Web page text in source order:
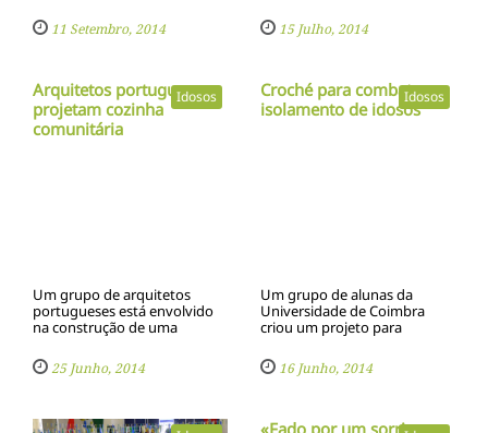
em Demências
11 Setembro, 2014
médico a cerca de duas
centenas de idosos isolados
15 Julho, 2014
Idosos
Arquitetos portugueses
projetam cozinha
comunitária
Um grupo de arquitetos
portugueses está envolvido
na construção de uma
bairro às portas de Lisboa
onde centenas de pessoas
25 Junho, 2014
Idosos
Croché para combater o
isolamento de idosos
Um grupo de alunas da
Universidade de Coimbra
criou um projeto para
idosos da região através do
croché16 Junho, 2014